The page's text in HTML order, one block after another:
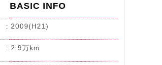
BASIC INFO
2009(H21)
2.9万km